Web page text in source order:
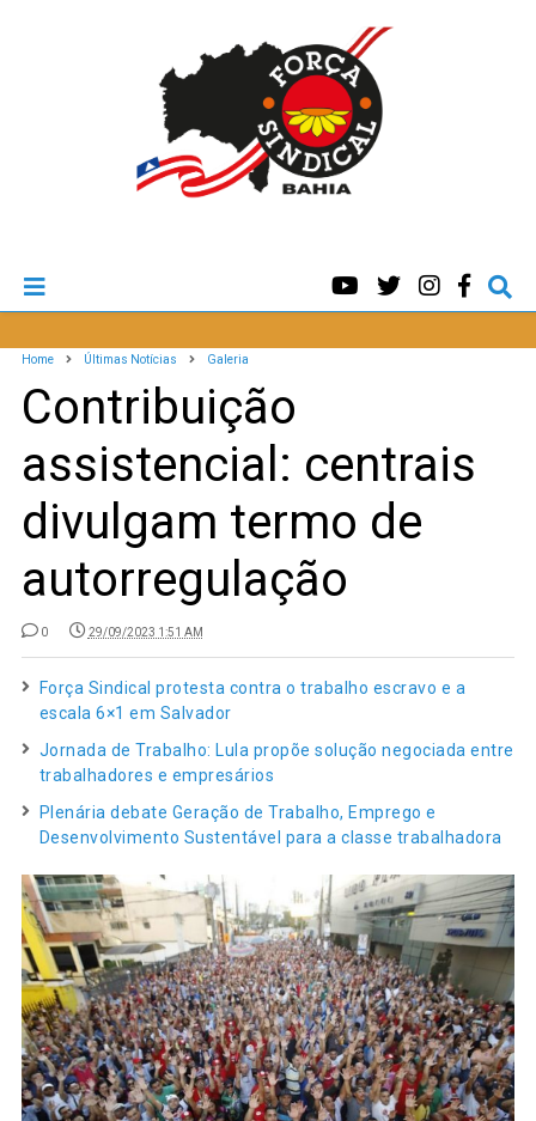
Home Últimas Notícias Galeria
Contribuição
assistencial: centrais
divulgam termo de
autorregulação
0 29/09/2023 1:51 AM
Força Sindical protesta contra o trabalho escravo e a
escala 6×1 em Salvador
Jornada de Trabalho: Lula propõe solução negociada entre
trabalhadores e empresários
Plenária debate Geração de Trabalho, Emprego e
Desenvolvimento Sustentável para a classe trabalhadora